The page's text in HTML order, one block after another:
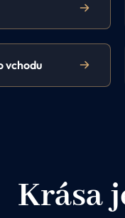
vchodu
Krása